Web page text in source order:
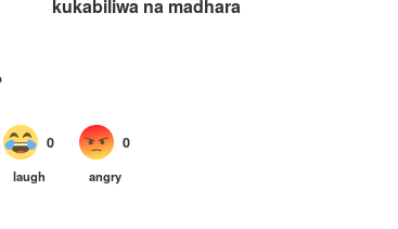
kukabiliwa na madhara